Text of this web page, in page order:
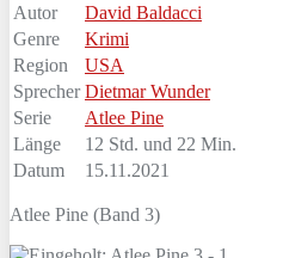
Autor
David Baldacci
Genre
Krimi
Region
USA
Sprecher Dietmar Wunder
Serie
Atlee Pine
Länge
12 Std. und 22 Min.
Datum
15.11.2021
Atlee Pine (Band 3)